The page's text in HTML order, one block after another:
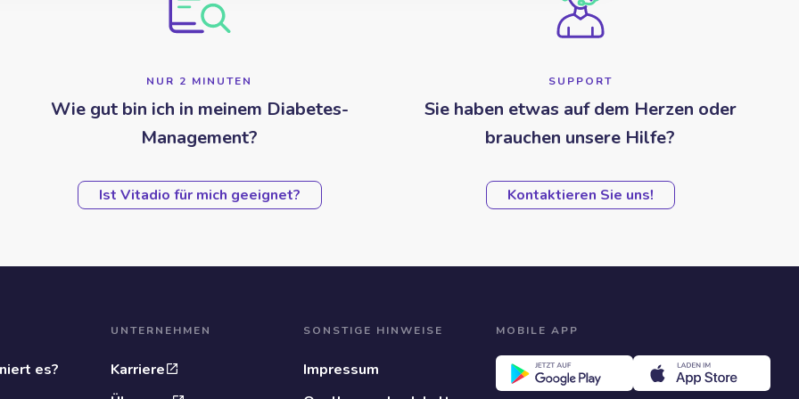
NUR 2 MINUTEN
Wie gut bin ich in meinem Diabetes-
Management?
Ist Vitadio für mich geeignet?
SUPPORT
Sie haben etwas auf dem Herzen oder
brauchen unsere Hilfe?
Kontaktieren Sie uns!
es?
UNTERNEHMEN
Karriere
SONSTIGE HINWEISE
Impressum
MOBILE APP